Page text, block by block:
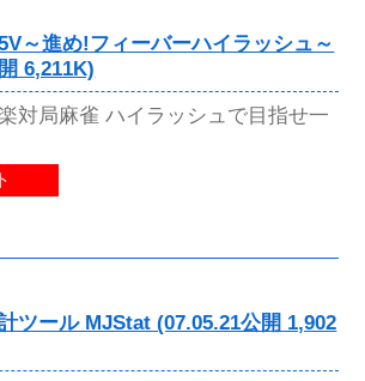
～進め!フィーバーハイラッシュ～
6,211K)
対局麻雀 ハイラッシュで目指せ一
ツール MJStat (07.05.21公開 1,902